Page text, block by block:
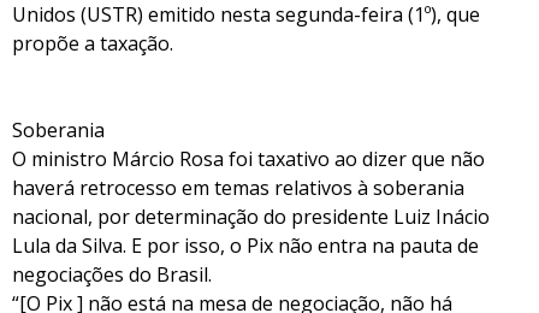
Unidos (USTR) emitido nesta segunda-feira (1º), que
propõe a taxação.
Soberania
O ministro Márcio Rosa foi taxativo ao dizer que não
haverá retrocesso em temas relativos à soberania
nacional, por determinação do presidente Luiz Inácio
Lula da Silva. E por isso, o Pix não entra na pauta de
negociações do Brasil.
“[O Pix ] não está na mesa de negociação, não há